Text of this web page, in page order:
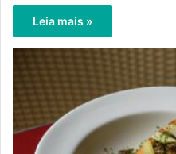
Leia mais »